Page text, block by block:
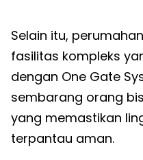
Selain itu,
fasilitas kompleks
dengan One Gate
sembarang orang
yang memastikan
terpantau aman.